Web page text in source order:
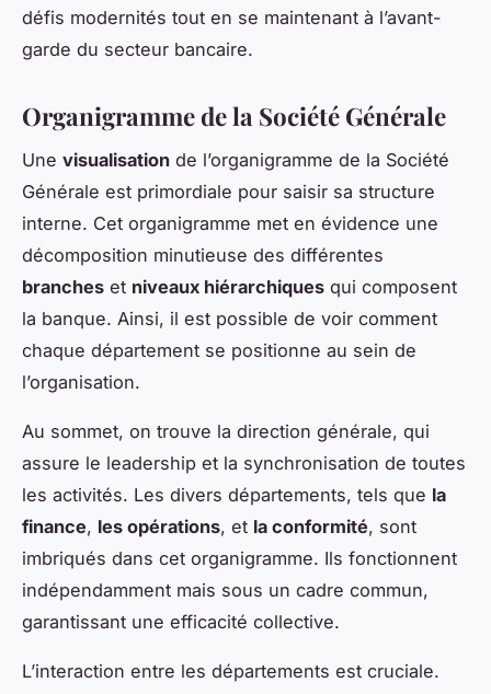
défis modernités tout en se maintenant à l’avant-
garde du secteur bancaire.
Organigramme de la Société Générale
Une visualisation de l’organigramme de la Société
Générale est primordiale pour saisir sa structure
interne. Cet organigramme met en évidence une
décomposition minutieuse des différentes
branches et niveaux hiérarchiques qui composent
la banque. Ainsi, il est possible de voir comment
chaque département se positionne au sein de
l’organisation.
Au sommet, on trouve la direction générale, qui
assure le leadership et la synchronisation de toutes
les activités. Les divers départements, tels que la
finance, les opérations, et la conformité, sont
imbriqués dans cet organigramme. Ils fonctionnent
indépendamment mais sous un cadre commun,
garantissant une efficacité collective.
L’interaction entre les départements est cruciale.